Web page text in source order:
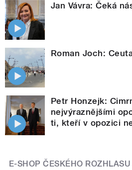
Jan Vávra: Čeká
Roman Joch:
Petr Honzejk:
nejvýraznějšími
ti, kteří v opozici
E-SHOP ČESKÉHO ROZHLASU